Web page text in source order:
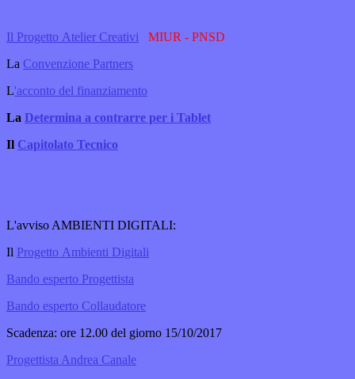
Il Progetto Atelier Creativi
MIUR - PNSD
La Convenzione Partners
L'acconto del finanziamento
La Determina a contrarre per i Tablet
Il Capitolato Tecnico
L'avviso AMBIENTI DIGITALI:
Il Progetto Ambienti Digitali
Bando esperto Progettista
Bando esperto Collaudatore
Scadenza: ore 12.00 del giorno 15/10/2017
Progettista Andrea Canale